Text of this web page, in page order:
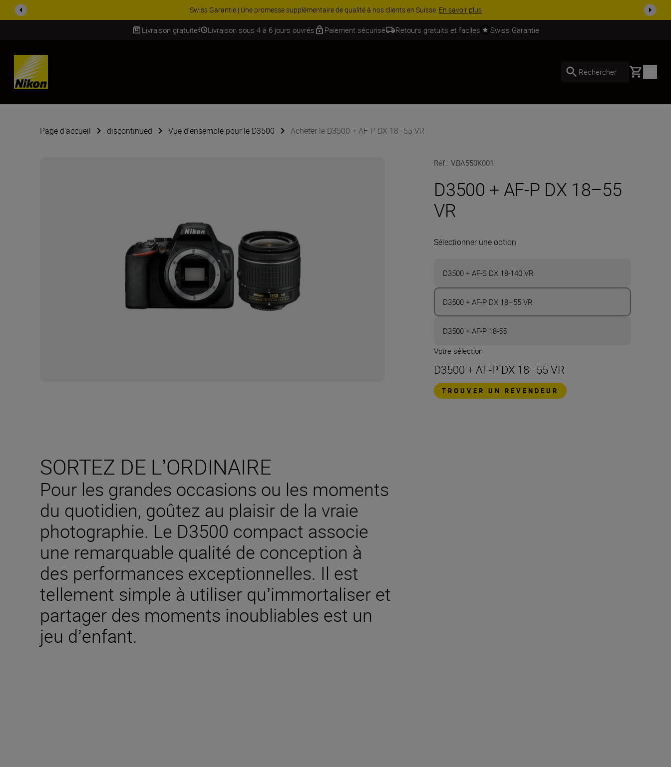
ACCESSOIRES EN PROMOTION | Économisez 15 % sur une sélection d’accessoires, complétez votre kit dès ...
Livraison gratuite Livraison sous 4 à 6 jours ouvrés Paiement sécurisé Retours gratuits et faciles Swiss Garantie
SKIP
Rechercher Basket
Page d’accueil discontinued Vue d’ensemble pour le D3500 Acheter le D3500 + AF-P DX 18–55 VR
Réf.:VBA550K001
D3500 + AF-P DX 18–55
VR
Sélectionner une option
D3500 + AF-S DX 18-140 VR
D3500 + AF-P DX 18–55 VR
D3500 + AF-P 18-55
Votre sélection
D3500 + AF-P DX 18–55 VR
TROUVER UN REVENDEUR
SORTEZ DE LʼORDINAIRE
Pour les grandes occasions ou les moments
du quotidien, goûtez au plaisir de la vraie
photographie. Le D3500 compact associe
une remarquable qualité de conception à
des performances exceptionnelles. Il est
tellement simple à utiliser quʼimmortaliser et
partager des moments inoubliables est un
jeu dʼenfant.